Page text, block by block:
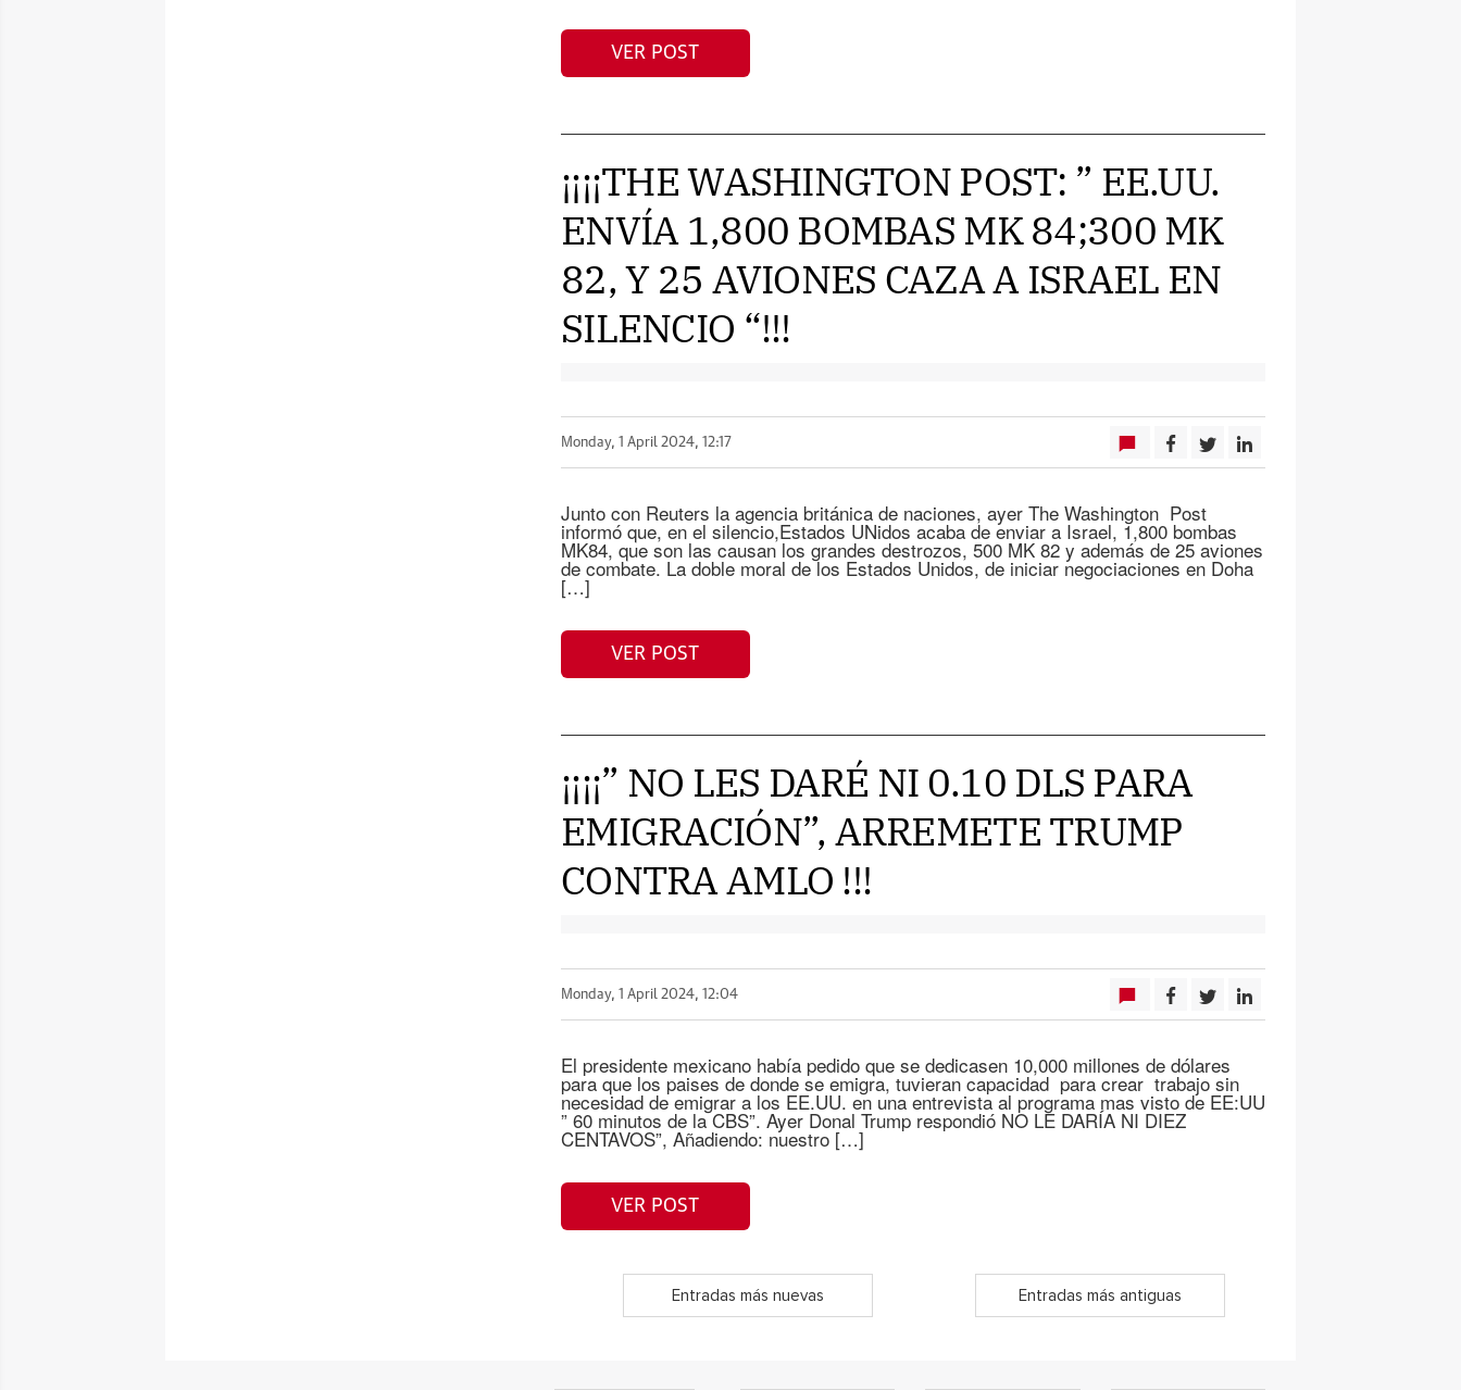
VER POST
¡¡¡¡THE WASHINGTON POST: ” EE.UU.
ENVÍA 1,800 BOMBAS MK 84;300 MK
82, Y 25 AVIONES CAZA A ISRAEL EN
SILENCIO “!!!
Monday, 1 April 2024, 12:17
Junto con Reuters la agencia británica de naciones, ayer The Washington Post
informó que, en el silencio,Estados UNidos acaba de enviar a Israel, 1,800 bombas
MK84, que son las causan los grandes destrozos, 500 MK 82 y además de 25 aviones
de combate. La doble moral de los Estados Unidos, de iniciar negociaciones en Doha
[…]
VER POST
¡¡¡¡” NO LES DARÉ NI 0.10 DLS PARA
EMIGRACIÓN”, ARREMETE TRUMP
CONTRA AMLO !!!
Monday, 1 April 2024, 12:04
El presidente mexicano había pedido que se dedicasen 10,000 millones de dólares
para que los paises de donde se emigra, tuvieran capacidad para crear trabajo sin
necesidad de emigrar a los EE.UU. en una entrevista al programa mas visto de EE:UU
” 60 minutos de la CBS”. Ayer Donal Trump respondió NO LE DARÍA NI DIEZ
CENTAVOS”, Añadiendo: nuestro […]
VER POST
Entradas más nuevas Entradas más antiguas